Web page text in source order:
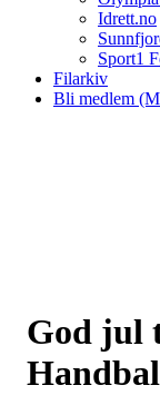
Idrett.no
Sport1
Filarkiv
Bli medlem
God jul